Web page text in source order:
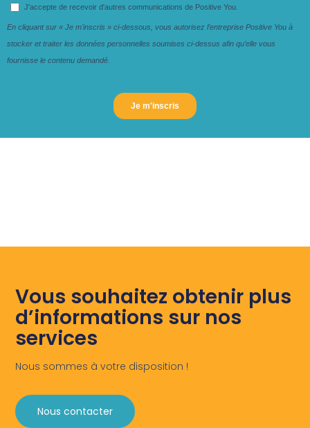
Vous souhaitez obtenir plus
d’informations sur nos
services
Nous sommes à votre disposition !
Nous contacter